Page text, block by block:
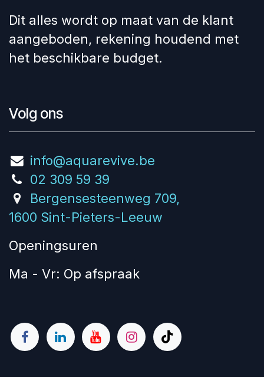
Dit alles wordt op maat van de klant
aangeboden, rekening houdend met
het beschikbare budget.
Volg ons
info@aquarevive.be
02 309 59 39
Bergensesteenweg 709,
1600 Sint-Pieters-Leeuw
Openingsuren
Ma - Vr: Op afspraak